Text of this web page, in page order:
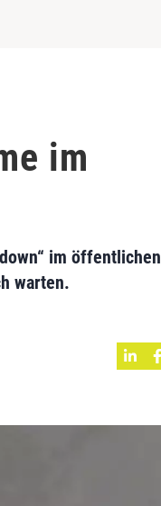
im
im öffentlichen
warten.